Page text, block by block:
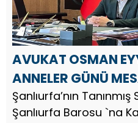
AVUKAT OSMAN
ANNELER GÜNÜ
Şanlıurfa’nın
Şanlıurfa Barosu `na